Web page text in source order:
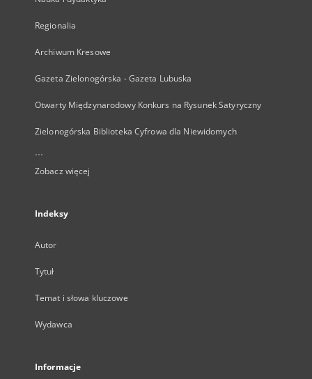
Regionalia
Archiwum Kresowe
Gazeta Zielonogórska - Gazeta Lubuska
Otwarty Międzynarodowy Konkurs na Rysunek Satyryczny
Zielonogórska Biblioteka Cyfrowa dla Niewidomych
...
Zobacz więcej
Indeksy
Autor
Tytuł
Temat i słowa kluczowe
Wydawca
Informacje